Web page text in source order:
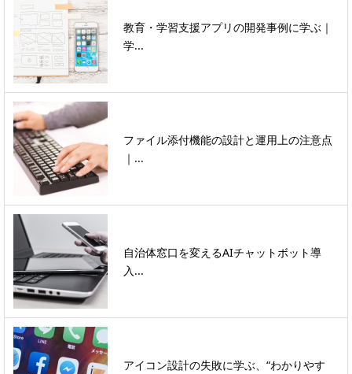
教育・学習支援アプリの開発事例に学ぶ｜
学...
ファイル添付機能の設計と運用上の注意点
｜...
自治体窓口を変えるAIチャットボット導
入...
アイコン設計の失敗に学ぶ、“わかりやす